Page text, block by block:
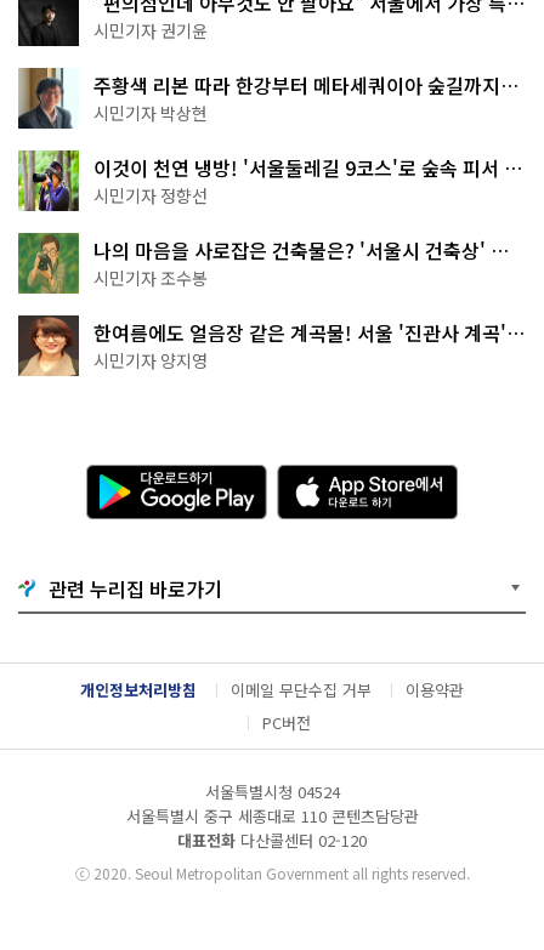
한 편의점의 정체
시민기자 권기윤
주황색 리본 따라 한강부터 메타세쿼이아 숲길까지…
서울둘레길 15코스
시민기자 박상현
이것이 천연 냉방! '서울둘레길 9코스'로 숲속 피서 떠
나볼까
시민기자 정향선
나의 마음을 사로잡은 건축물은? '서울시 건축상' 수
상작 공개!
시민기자 조수봉
한여름에도 얼음장 같은 계곡물! 서울 '진관사 계곡'이
천국이네~
시민기자 양지영
다
운
로
기
G
o
g
l
e
A
p
p
e
서
다
운
관련 누리집 바로가기
개인정보처리방침 이메일 무단수집 거부
이용약관
PC버전
서울특별시청 04524
서울특별시 중구 세종대로 110 콘텐츠담당관
대표전화 다산콜센터 02-120
ⓒ2020. Seoul Metropolitan Government all rights reserved.